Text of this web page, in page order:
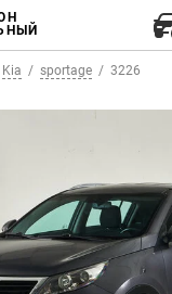
Kia sportage 3226